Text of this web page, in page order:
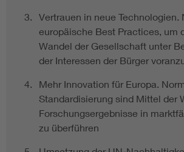
Vertrauen in neue Technologien.
europäische Best Practices, um
Wandel der Gesellschaft unter
der Interessen der Bürger
Mehr Innovation für Europa.
Standardisierung sind Mittel der
Forschungsergebnisse in
zu überführen